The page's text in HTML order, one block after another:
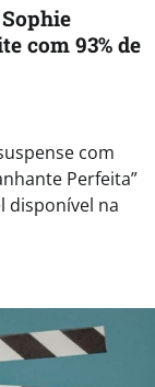
com 93% de
com
Perfeita”
disponível na